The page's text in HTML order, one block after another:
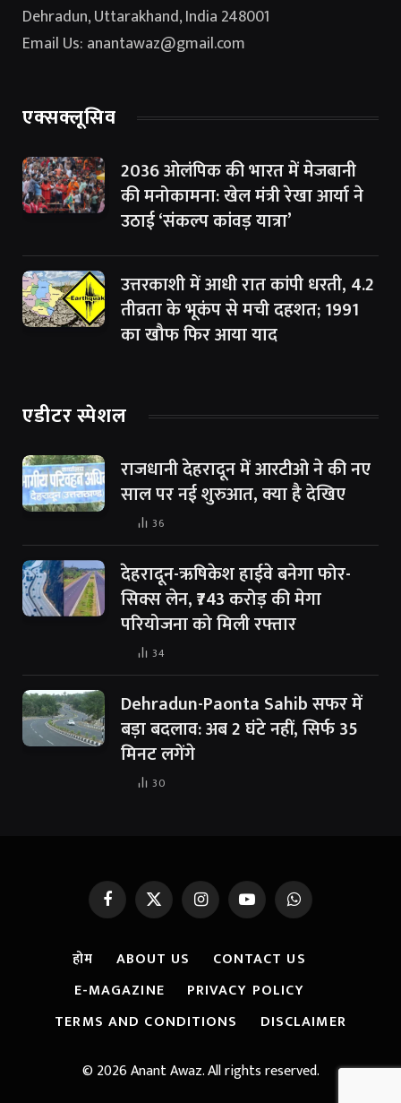
Dehradun, Uttarakhand, India 248001
Email Us: anantawaz@gmail.com
एक्सक्लूसिव
2036 ओलंपिक की भारत में मेजबानी
की मनोकामना: खेल मंत्री रेखा आर्या ने
उठाई ‘संकल्प कांवड़ यात्रा’
उत्तरकाशी में आधी रात कांपी धरती, 4.2
तीव्रता के भूकंप से मची दहशत; 1991
का खौफ फिर आया याद
एडीटर स्पेशल
राजधानी देहरादून में आरटीओ ने की नए
साल पर नई शुरुआत, क्या है देखिए
36
देहरादून-ऋषिकेश हाईवे बनेगा फोर-
सिक्स लेन, ₹743 करोड़ की मेगा
परियोजना को मिली रफ्तार
34
Dehradun-Paonta Sahib सफर में
बड़ा बदलाव: अब 2 घंटे नहीं, सिर्फ 35
मिनट लगेंगे
30
FacebookX
(Twitter)
InstagramYouTubeWhatsApp
होम ABOUT US
CONTACT US
E-MAGAZINE
PRIVACY POLICY
TERMS AND CONDITIONS
DISCLAIMER
© 2026 Anant Awaz. All rights reserved.